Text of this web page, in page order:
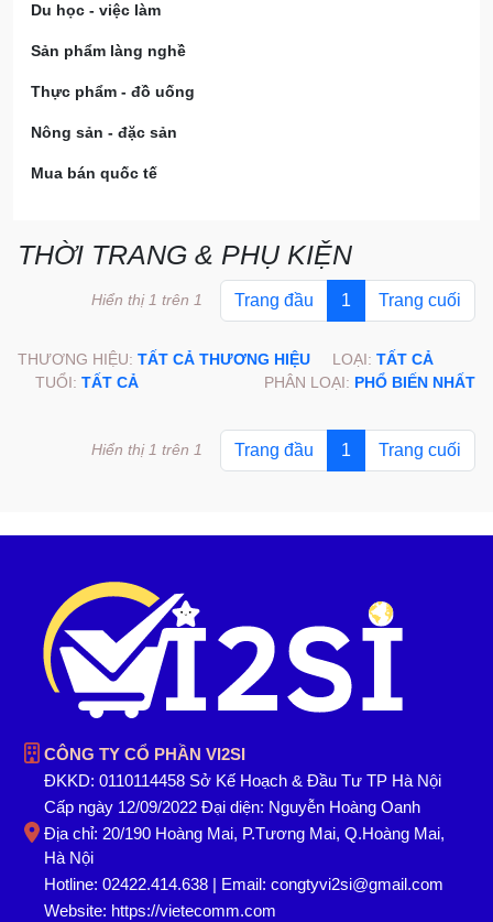
Du học - việc làm
Sản phẩm làng nghề
Thực phẩm - đồ uống
Nông sản - đặc sản
Mua bán quốc tế
THỜI TRANG & PHỤ KIỆN
Trang đầu 1 Trang cuối
Hiển thị 1 trên 1
THƯƠNG HIỆU: TẤT CẢ THƯƠNG HIỆU LOẠI: TẤT CẢ
TUỔI: TẤT CẢ PHÂN LOẠI: PHỔ BIẾN NHẤT
Trang đầu 1 Trang cuối
Hiển thị 1 trên 1
CÔNG TY CỔ PHẦN VI2SI
ĐKKD: 0110114458 Sở Kế Hoạch & Đầu Tư TP Hà Nội
Cấp ngày 12/09/2022 Đại diện: Nguyễn Hoàng Oanh
Địa chỉ: 20/190 Hoàng Mai, P.Tương Mai, Q.Hoàng Mai,
Hà Nội
Hotline: 02422.414.638 | Email: congtyvi2si@gmail.com
Website: https://vietecomm.com